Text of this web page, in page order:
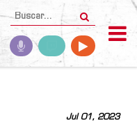
Jul 01, 2023